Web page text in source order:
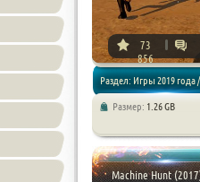
73
856
Раздел: Игры 2019 года /
Размер: 1.26 GB
Machine Hunt